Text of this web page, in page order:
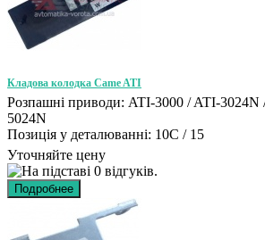
Кладова колодка Came ATI
Розпашні приводи: ATI-3000 / ATI-3024N
5024N
Позиція у деталюванні: 10C / 15
Уточняйте цену